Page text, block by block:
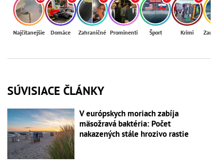
Najčítanejšie Domáce Zahraničné Prominenti Šport Krimi
SÚVISIACE ČLÁNKY
V európskych moriach zabíja
mäsožravá baktéria: Počet
nakazených stále hrozivo rastie